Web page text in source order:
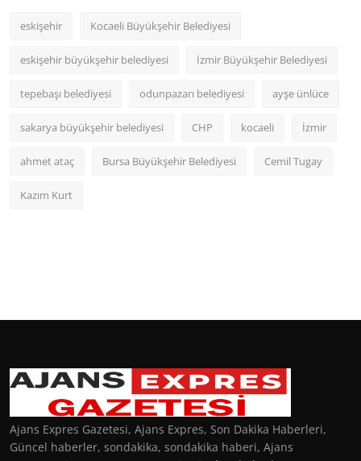
eskişehir Kocaeli Büyükşehir Belediyesi
eskişehir büyükşehir belediyesi İzmir Büyükşehir Belediyesi
tepebaşı belediyesi odunpazarı belediyesi ayşe ünlüce
sakarya büyükşehir belediyesi CHP kocaeli İzmir
ahmet ataç Bursa Büyükşehir Belediyesi Cemil Tugay
Kazım Kurt
Ajans Expres Gazetesi, Ajans Expres, Son Dakika Haberleri,
Güncel haberler, sondakika, sondakika haberi, Ajans